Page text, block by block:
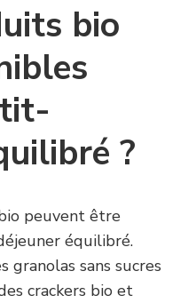
bio
?
peuvent être
équilibré.
granolas sans sucres
crackers bio et